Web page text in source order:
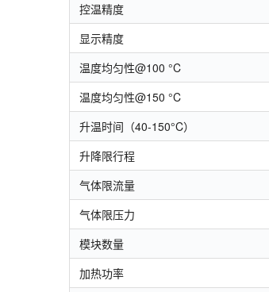
控温精度
显示精度
温度均匀性@100 °C
温度均匀性@150 °C
升温时间（40-150°C）
升降限行程
气体限流量
气体限压力
模块数量
加热功率